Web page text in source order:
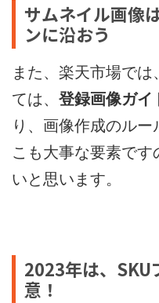
サムネイル画像
ンに沿おう
また、楽天市場で
ては、 登録画像ガイ
り、画像作成のルー
こも大事な要素で
いと思います。
2023年は、SKU
意！